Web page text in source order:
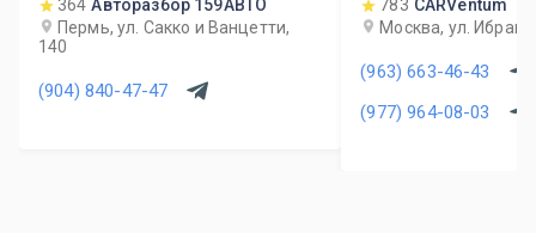
364 Авторазбор 159АВТО
Пермь, ул. Сакко и Ванцетти,
140
(904) 840-47-47
783 CARVentum
Москва, ул.
(963) 663-46-43
(977) 964-08-03